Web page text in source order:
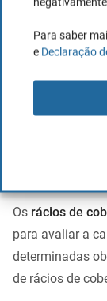
Para saber
e Declaração
A análise
valiosos sobre
uma empresa,
Os rácios de
para avaliar a
determinadas
de rácios de